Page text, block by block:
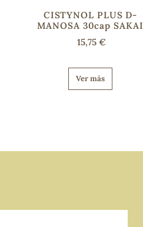
CISTYNOL PLUS D-
MANOSA 30cap SAKAI
15,75 €
Ver más